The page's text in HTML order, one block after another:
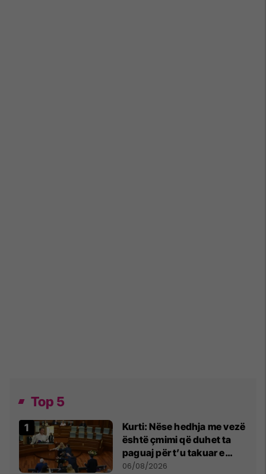
Top 5
Kurti: Nëse hedhja me vezë
është çmimi që duhet ta
paguaj për t’u takuar e
bashkëbiseduar jam i
06/08/2026